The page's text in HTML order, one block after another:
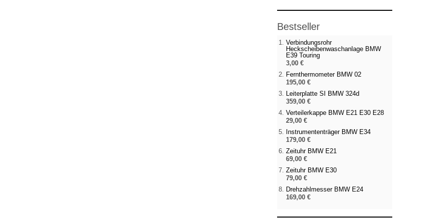
Bestseller
Verbindungsrohr
Heckscheibenwaschanlage BMW
E39 Touring
3,00 €
Fernthermometer BMW 02
195,00 €
Leiterplatte SI BMW 324d
359,00 €
Verteilerkappe BMW E21 E30 E28
29,00 €
Instrumententräger BMW E34
179,00 €
Zeituhr BMW E21
69,00 €
Zeituhr BMW E30
79,00 €
Drehzahlmesser BMW E24
169,00 €